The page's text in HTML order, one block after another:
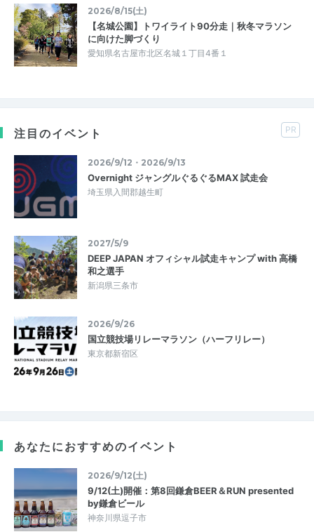
2026/8/15(土)
【名城公園】トワイライト90分走｜秋冬マラソン
に向けた脚づくり
愛知県名古屋市北区名城１丁目4番１
注目のイベント PR
2026/9/12・2026/9/13
Overnight ジャングルぐるぐるMAX 試走会
埼玉県入間郡越生町
2027/5/9
DEEP JAPAN オフィシャル試走キャンプ with 高橋
和之選手
新潟県三条市
2026/9/26
国立競技場リレーマラソン（ハーフリレー）
東京都新宿区
あなたにおすすめのイベント
2026/9/12(土)
9/12(土)開催：第8回鎌倉BEER＆RUN presented
by鎌倉ビール
神奈川県逗子市